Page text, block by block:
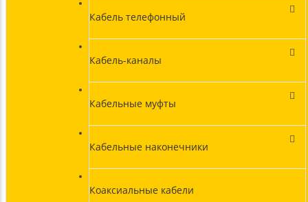
Кабель телефонный
Кабель-каналы
Кабельные муфты
Кабельные наконечники
Коаксиальные кабели